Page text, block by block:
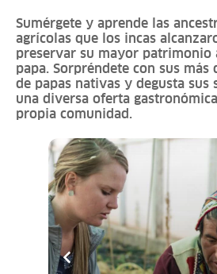
Sumérgete y aprende las
agrícolas que los incas
preservar su mayor patrimonio
papa. Sorpréndete con sus más
de papas nativas y degusta sus
una diversa oferta
propia comunidad.